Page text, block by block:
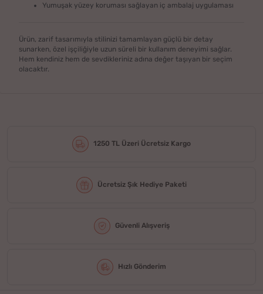
Yumuşak yüzey koruması sağlayan iç ambalaj uygulaması
Ürün, zarif tasarımıyla stilinizi tamamlayan güçlü bir detay
sunarken, özel işçiliğiyle uzun süreli bir kullanım deneyimi sağlar.
Hem kendiniz hem de sevdikleriniz adına değer taşıyan bir seçim
olacaktır.
1250 TL Üzeri Ücretsiz Kargo
Ücretsiz Şık Hediye Paketi
Güvenli Alışveriş
Hızlı Gönderim